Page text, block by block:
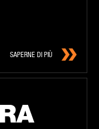
SAPERNE DI PIÙ